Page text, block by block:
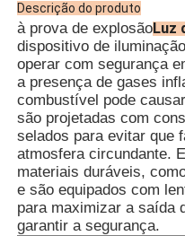
APLICAR
Descrição do produto
à prova de explosãoLuz
dispositivo de
operar com segurança
a presença de gases
combustível pode
são projetadas com
selados para evitar que
atmosfera circundante.
materiais duráveis,
e são equipados com
para maximizar a saída
garantir a segurança.